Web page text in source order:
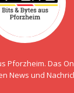
Pforzheim. Das
News und